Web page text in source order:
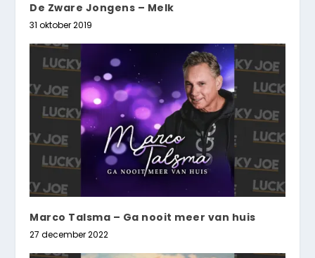
De Zware Jongens – Melk
31 oktober 2019
Marco Talsma – Ga nooit meer van huis
27 december 2022